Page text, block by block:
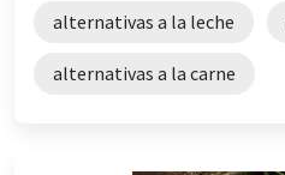
alternativas a la leche
alternativas a la carne